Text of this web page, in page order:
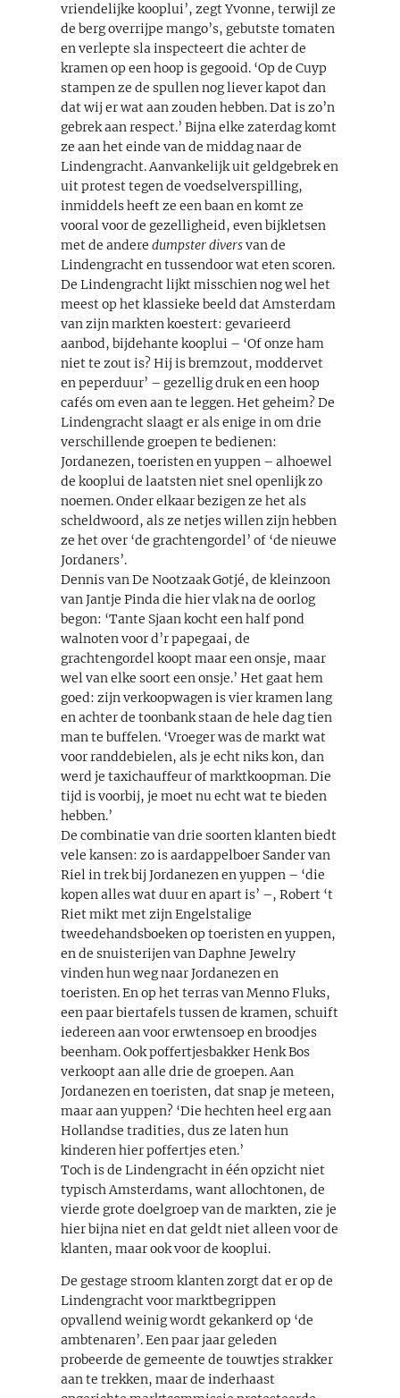
vriendelijke kooplui’, zegt Yvonne, terwijl ze
de berg overrijpe mango’s, gebutste tomaten
en verlepte sla inspecteert die achter de
kramen op een hoop is gegooid. ‘Op de Cuyp
stampen ze de spullen nog liever kapot dan
dat wij er wat aan zouden hebben. Dat is zo’n
gebrek aan respect.’ Bijna elke zaterdag komt
ze aan het einde van de middag naar de
Lindengracht. Aanvankelijk uit geldgebrek en
uit protest tegen de voedselverspilling,
inmiddels heeft ze een baan en komt ze
vooral voor de gezelligheid, even bijkletsen
met de andere dumpster diversvan de
Lindengracht en tussendoor wat eten scoren.
De Lindengracht lijkt misschien nog wel het
meest op het klassieke beeld dat Amsterdam
van zijn markten koestert: gevarieerd
aanbod, bijdehante kooplui – ‘Of onze ham
niet te zout is? Hij is bremzout, moddervet
en peperduur’ – gezellig druk en een hoop
cafés om even aan te leggen. Het geheim? De
Lindengracht slaagt er als enige in om drie
verschillende groepen te bedienen:
Jordanezen, toeristen en yuppen – alhoewel
de kooplui de laatsten niet snel openlijk zo
noemen. Onder elkaar bezigen ze het als
scheldwoord, als ze netjes willen zijn hebben
ze het over ‘de grachtengordel’ of ‘de nieuwe
Jordaners’.
Dennis van De Nootzaak Gotjé, de kleinzoon
van Jantje Pinda die hier vlak na de oorlog
begon: ‘Tante Sjaan kocht een half pond
walnoten voor d’r papegaai, de
grachtengordel koopt maar een onsje, maar
wel van elke soort een onsje.’ Het gaat hem
goed: zijn verkoopwagen is vier kramen lang
en achter de toonbank staan de hele dag tien
man te buffelen. ‘Vroeger was de markt wat
voor randdebielen, als je echt niks kon, dan
werd je taxichauffeur of marktkoopman. Die
tijd is voorbij, je moet nu echt wat te bieden
hebben.’
De combinatie van drie soorten klanten biedt
vele kansen: zo is aardappelboer Sander van
Riel in trek bij Jordanezen en yuppen – ‘die
kopen alles wat duur en apart is’ –, Robert ‘t
Riet mikt met zijn Engelstalige
tweedehandsboeken op toeristen en yuppen,
en de snuisterijen van Daphne Jewelry
vinden hun weg naar Jordanezen en
toeristen. En op het terras van Menno Fluks,
een paar biertafels tussen de kramen, schuift
iedereen aan voor erwtensoep en broodjes
beenham. Ook poffertjesbakker Henk Bos
verkoopt aan alle drie de groepen. Aan
Jordanezen en toeristen, dat snap je meteen,
maar aan yuppen? ‘Die hechten heel erg aan
Hollandse tradities, dus ze laten hun
kinderen hier poffertjes eten.’
Toch is de Lindengracht in één opzicht niet
typisch Amsterdams, want allochtonen, de
vierde grote doelgroep van de markten, zie je
hier bijna niet en dat geldt niet alleen voor de
klanten, maar ook voor de kooplui.
De gestage stroom klanten zorgt dat er op de
Lindengracht voor marktbegrippen
opvallend weinig wordt gekankerd op ‘de
ambtenaren’. Een paar jaar geleden
probeerde de gemeente de touwtjes strakker
aan te trekken, maar de inderhaast